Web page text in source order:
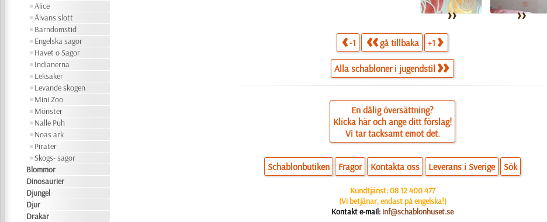
Alice
Älvans slott
Barndomstid
Engelska sagor
Havet o Sagor
Indianerna
Leksaker
Levande skogen
Mini Zoo
Mönster
Nalle Puh
Noas ark
Pirater
Skogs- sagor
Blommor
Dinosaurier
Djungel
Djur
Drakar
-1 gå tillbaka +1
Alla schabloner i jugendstil
En dålig översättning?
Klicka här och ange ditt förslag!
Vi tar tacksamt emot det.
Schablonbutiken Fragor Kontakta oss Leverans i Sverige Sök
Kundtjänst:08 12 400 477
(Vi betjänar, endast på engelska!)
Kontakt e-mail: inf@schablonhuset.se